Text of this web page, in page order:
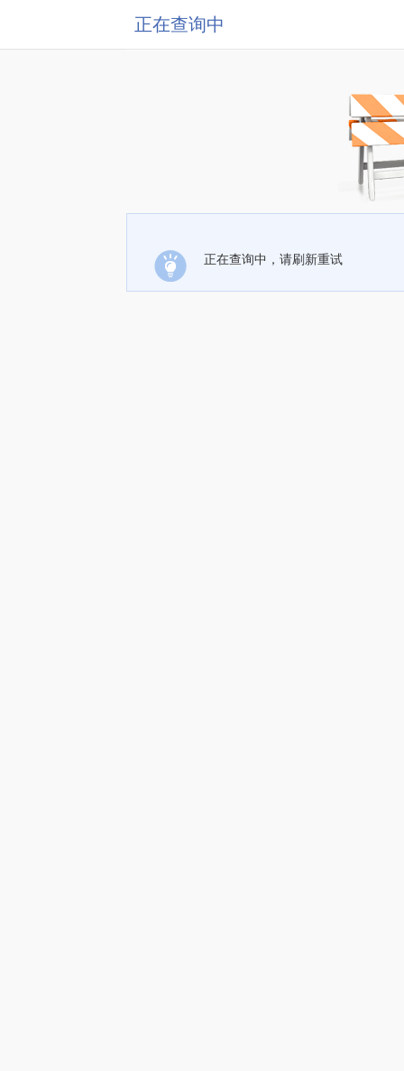
正在查询中
正在查询中，请刷新重试